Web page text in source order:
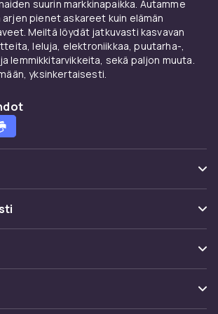
Tarvitsetpa sitten yksinkertaisen
perusmittauksiin tai
mallin monimutkaisiin tehtäviin,
löytyy jokaiseen tarpeeseen
tarjoamaan asiakkaillemme
laadukkaita tuotteita
kätevällä tavalla. Katso kaikki
tarpeisiisi sopiva astemitta.
ero huolellisesti valituilla
osta täältä!
suurin markkinapaikka. Autamme
pienet askareet kuin elämän
Meiltä löydät jatkuvasti kasvavan
leluja, elektroniikkaa, puutarha-,
lemmikkitarvikkeita, sekä paljon muuta.
yksinkertaisesti.